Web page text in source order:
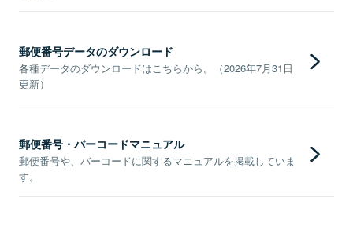
郵便番号データのダウンロード
各種データのダウンロードはこちらから。（2026年7月31日
更新）
郵便番号・バーコードマニュアル
郵便番号や、バーコードに関するマニュアルを掲載していま
す。